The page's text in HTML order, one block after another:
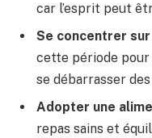
car l’esprit peut
Se concentrer
cette période pour
se débarrasser
Adopter une
repas sains et